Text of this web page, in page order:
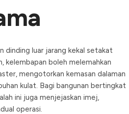
dinding luar jarang kekal setakat
kelembapan boleh melemahkan
mengotorkan kemasan dalaman
kulat. Bagi bangunan bertingkat
ini juga menjejaskan imej,
operasi.